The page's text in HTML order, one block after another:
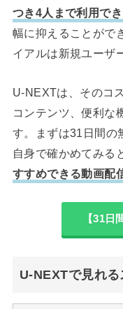
つき4人まで利用で
幅に抑えることがで
イアルは新規ユーザ
U-NEXTは、そのコ
コンテンツ、便利な
す。まずは31日間の
自身で確かめてみる
すすめできる動画配
【31日
U-NEXTで見れる